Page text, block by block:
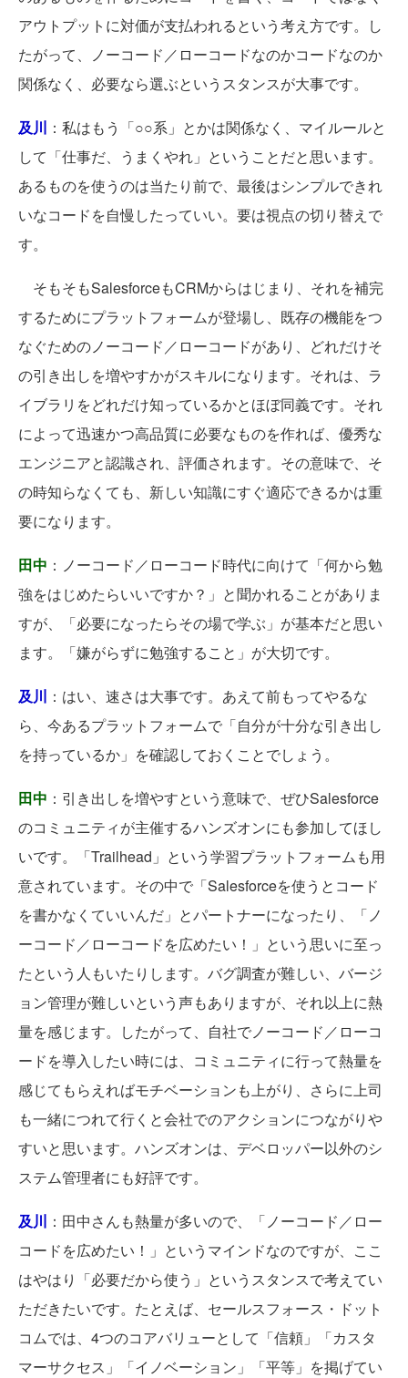
アウトプットに対価が支払われるという考え方です。し
たがって、ノーコード／ローコードなのかコードなのか
関係なく、必要なら選ぶというスタンスが大事です。
及川 ：私はもう「○○系」とかは関係なく、マイルールと
して「仕事だ、うまくやれ」ということだと思います。
あるものを使うのは当たり前で、最後はシンプルできれ
いなコードを自慢したっていい。要は視点の切り替えで
す。
そもそもSalesforceもCRMからはじまり、それを補完
するためにプラットフォームが登場し、既存の機能をつ
なぐためのノーコード／ローコードがあり、どれだけそ
の引き出しを増やすかがスキルになります。それは、ラ
イブラリをどれだけ知っているかとほぼ同義です。それ
によって迅速かつ高品質に必要なものを作れば、優秀な
エンジニアと認識され、評価されます。その意味で、そ
の時知らなくても、新しい知識にすぐ適応できるかは重
要になります。
田中 ：ノーコード／ローコード時代に向けて「何から勉
強をはじめたらいいですか？」と聞かれることがありま
すが、「必要になったらその場で学ぶ」が基本だと思い
ます。「嫌がらずに勉強すること」が大切です。
及川 ：はい、速さは大事です。あえて前もってやるな
ら、今あるプラットフォームで「自分が十分な引き出し
を持っているか」を確認しておくことでしょう。
田中 ：引き出しを増やすという意味で、ぜひSalesforce
のコミュニティが主催するハンズオンにも参加してほし
いです。「Trailhead」という学習プラットフォームも用
意されています。その中で「Salesforceを使うとコード
を書かなくていいんだ」とパートナーになったり、「ノ
ーコード／ローコードを広めたい！」という思いに至っ
たという人もいたりします。バグ調査が難しい、バージ
ョン管理が難しいという声もありますが、それ以上に熱
量を感じます。したがって、自社でノーコード／ローコ
ードを導入したい時には、コミュニティに行って熱量を
感じてもらえればモチベーションも上がり、さらに上司
も一緒につれて行くと会社でのアクションにつながりや
すいと思います。ハンズオンは、デベロッパー以外のシ
ステム管理者にも好評です。
及川 ：田中さんも熱量が多いので、「ノーコード／ロー
コードを広めたい！」というマインドなのですが、ここ
はやはり「必要だから使う」というスタンスで考えてい
ただきたいです。たとえば、セールスフォース・ドット
コムでは、4つのコアバリューとして「信頼」「カスタ
マーサクセス」「イノベーション」「平等」を掲げてい